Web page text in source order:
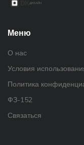
Меню
О нас
Условия
Политика
ФЗ-152
Связаться